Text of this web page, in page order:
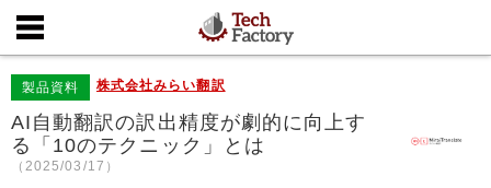
製品資料 株式会社みらい翻訳
AI自動翻訳の訳出精度が劇的に向上す
る「10のテクニック」とは
（2025/03/17）